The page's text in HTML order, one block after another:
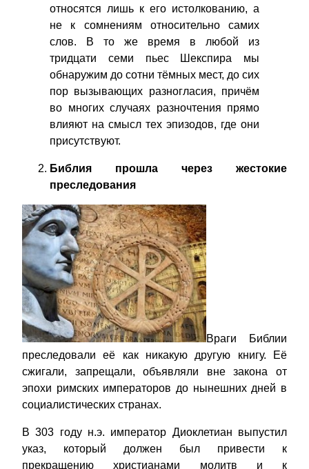
относятся лишь к его истолкованию, а
не к сомнениям относительно самих
слов. В то же время в любой из
тридцати семи пьес Шекспира мы
обнаружим до сотни тёмных мест, до сих
пор вызывающих разногласия, причём
во многих случаях разночтения прямо
влияют на смысл тех эпизодов, где они
присутствуют.
Библия прошла через жестокие
преследования
Враги Библии
преследовали её как никакую другую книгу. Её
сжигали, запрещали, объявляли вне закона от
эпохи римских императоров до нынешних дней в
социалистических странах.
В 303 году н.э. император Диоклетиан выпустил
указ, который должен был привести к
прекращению христианами молитв и к